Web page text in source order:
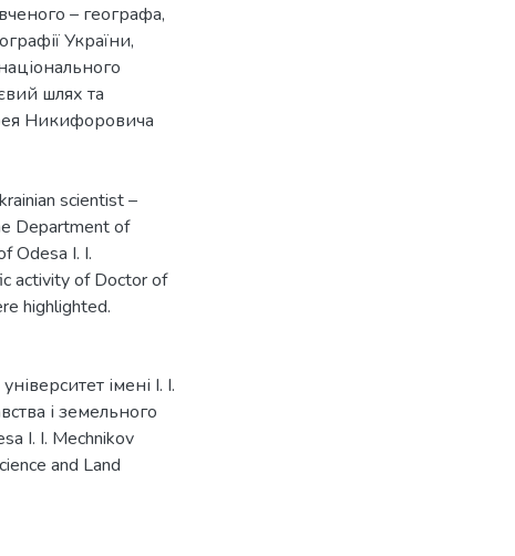
– географа,
України,
шлях та
Никифоровича
scientist –
Department of
Odesa I. I.
activity of Doctor of
highlighted.
імені І. І.
і земельного
I. I. Mechnikov
and Land